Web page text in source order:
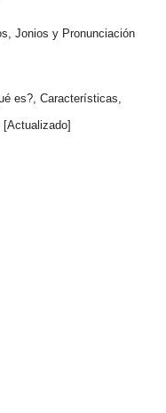
Jonios y Pronunciación
es?, Características,
[Actualizado]